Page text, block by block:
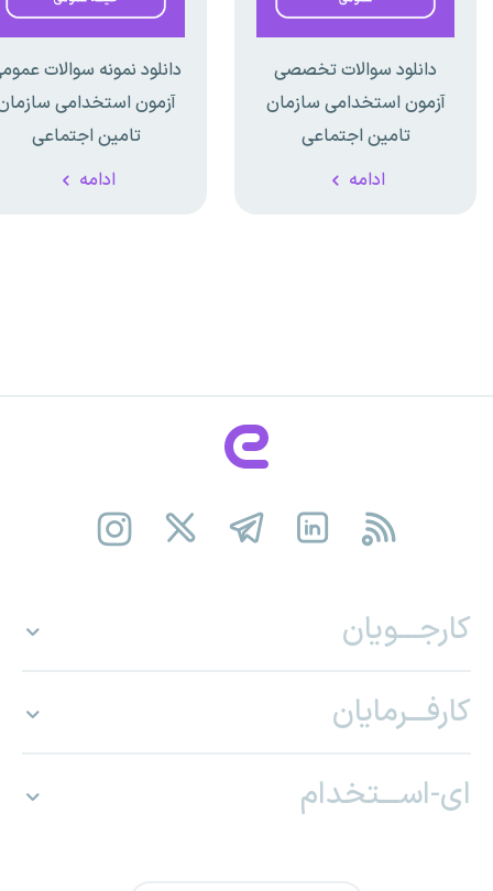
دانلود سوالات تخصصی
آزمون استخدامی سازمان
تامین اجتماعی
ادامه
دانلود نمونه سوالات
آزمون استخدامی
تامین اجتماعی
ادامه
کارجـــویان
کارفـــرمایان
ای-اســـتخدام